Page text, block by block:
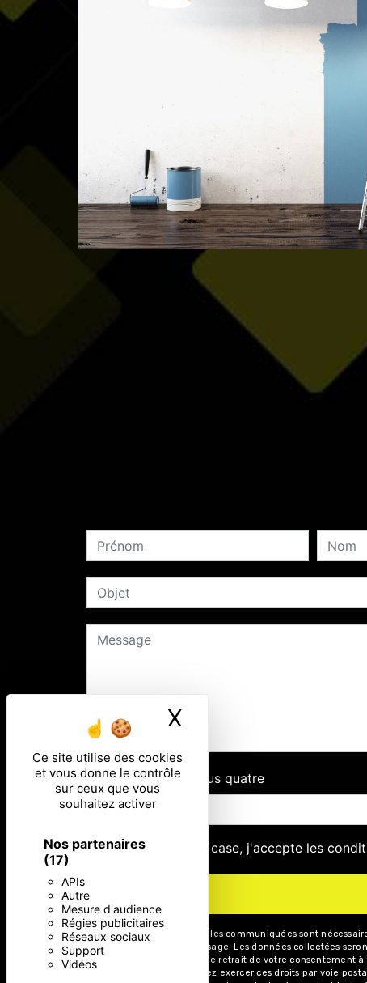
Ce site utilise des cookies
et vous donne le contrôle
sur ceux que vous
souhaitez activer
Nos partenaires
(17)
APIs
Autre
Mesure d'audience
Régies publicitaires
Réseaux sociaux
Support
Vidéos
X
Combien font six plus quatre
En cochant cette case, j'accepte les
** Les données personnelles communiquées sont
de répondre à votre message. Les données collectées
limitation, d’opposition, de retrait de votre consentement
post-mortem. Vous pouvez exercer ces droits par voie